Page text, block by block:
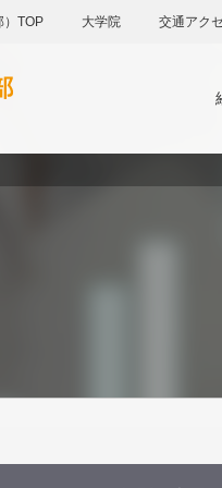
）TOP 大学院 交通アク
ミッションポリシー 一
メール